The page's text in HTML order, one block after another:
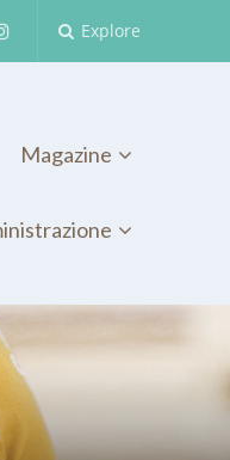
Explore
Magazine